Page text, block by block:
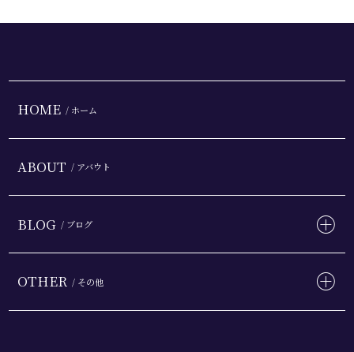
HOME / ホーム
ABOUT / アバウト
BLOG / ブログ
OTHER / その他